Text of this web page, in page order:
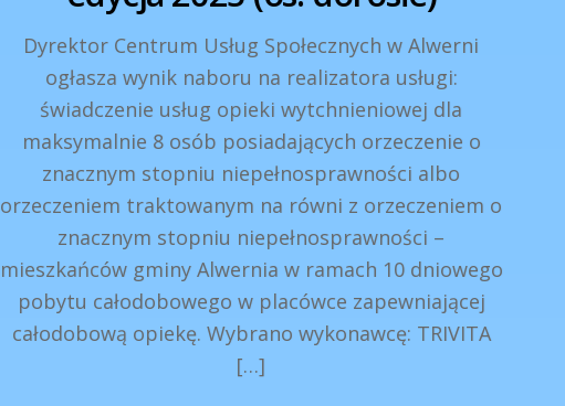
Dyrektor Centrum Usług Społecznych w Alwerni
ogłasza wynik naboru na realizatora usługi:
świadczenie usług opieki wytchnieniowej dla
maksymalnie 8 osób posiadających orzeczenie o
znacznym stopniu niepełnosprawności albo
orzeczeniem traktowanym na równi z orzeczeniem o
znacznym stopniu niepełnosprawności –
mieszkańców gminy Alwernia w ramach 10 dniowego
pobytu całodobowego w placówce zapewniającej
całodobową opiekę. Wybrano wykonawcę: TRIVITA
[…]